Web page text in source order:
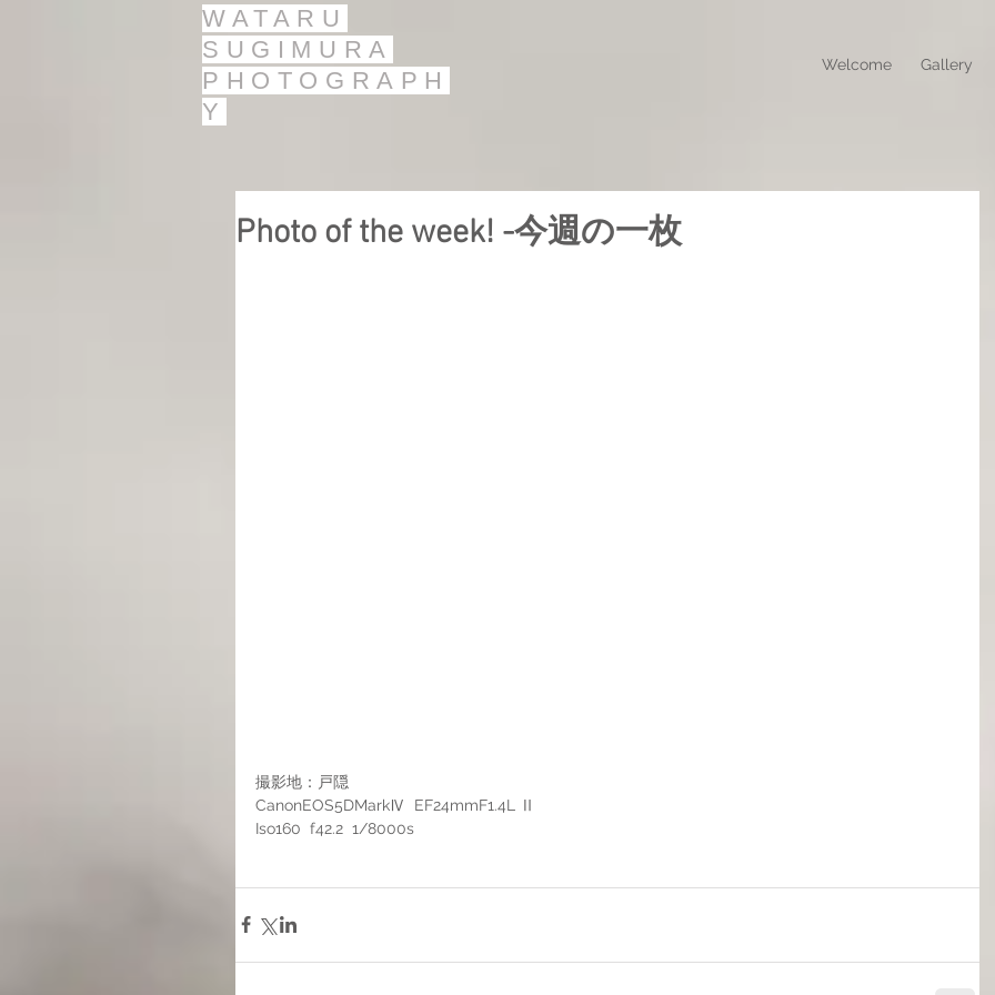
Welcome Gallery
WATARU
SUGIMURA
PHOTOGRAPH
Y
Photo of the week! -今週の一枚
撮影地：戸隠
CanonEOS5DMarkⅣ  EF24mmF1.4L Ⅱ
Iso160  f42.2  1/8000s